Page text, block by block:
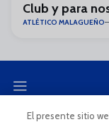
Club y para
ATLÉTICO MALAGUEÑO
El presente sitio